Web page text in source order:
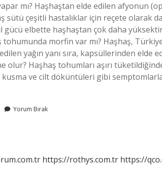
mı? Haşhaştan elde edilen afyonun
sütü çeşitli hastalıklar için reçete olarak
gücü elbette haşhaştan çok daha
tohumunda morfin var mı? Haşhaş,
yağın yanı sıra, kapsüllerinden elde
olur? Haşhaş tohumları aşırı
kusma ve cilt döküntüleri gibi
Yorum Bırak
https://rothys.com.tr https://